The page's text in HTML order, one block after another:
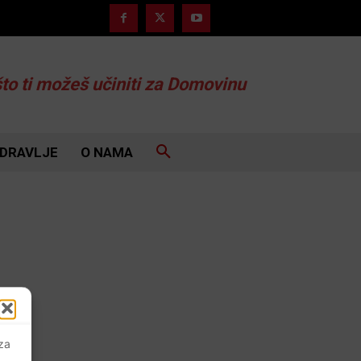
ti možeš učiniti za Domovinu
O NAMA